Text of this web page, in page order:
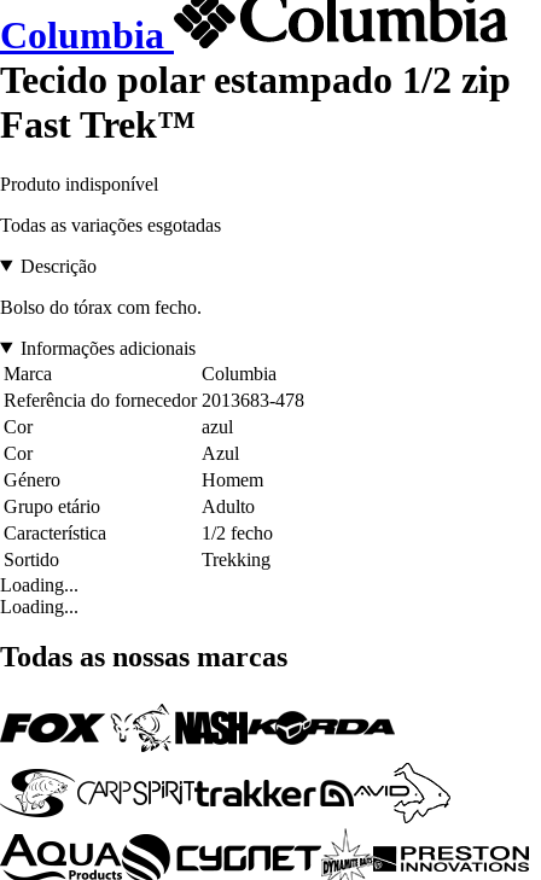
Columbia
Tecido polar estampado 1/2 zip
Fast Trek™
Produto indisponível
Todas as variações esgotadas
Descrição
Bolso do tórax com fecho.
Informações adicionais
Marca
Columbia
Referência do fornecedor 2013683-478
Cor
azul
Cor
Azul
Género
Homem
Grupo etário
Adulto
Característica
1/2 fecho
Sortido
Trekking
Loading...
Loading...
Todas as nossas marcas